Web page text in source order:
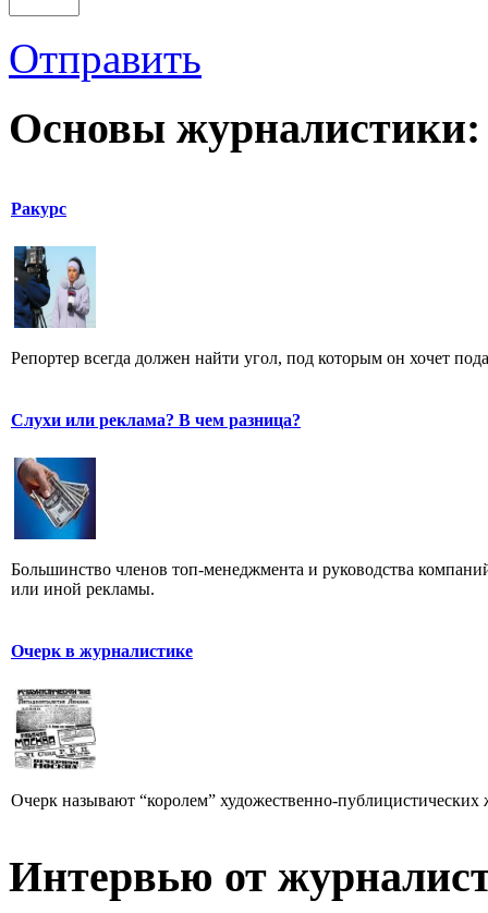
Отправить
Основы журналистики:
Ракурс
Репортер всегда должен найти угол, под которым он хочет
Слухи или реклама? В чем разница?
Большинство членов топ-менеджмента и руководства
или иной рекламы.
Очерк в журналистике
Очерк называют “королем” художественно-публицистических
Интервью от